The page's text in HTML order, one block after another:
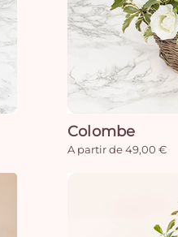
Colombe
A partir de 49,00 €